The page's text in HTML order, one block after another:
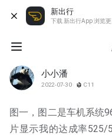
新出行
下载 新出行App 浏览
小小潘
2022-07-30 C11
图一，图二是车机系统
片显示我的达成率525/